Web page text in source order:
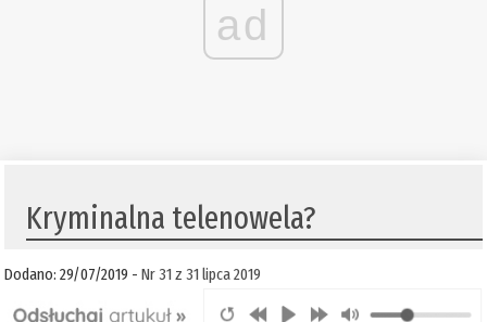
ad
Kryminalna telenowela?
Dodano: 29/07/2019 -Nr 31 z 31 lipca 2019